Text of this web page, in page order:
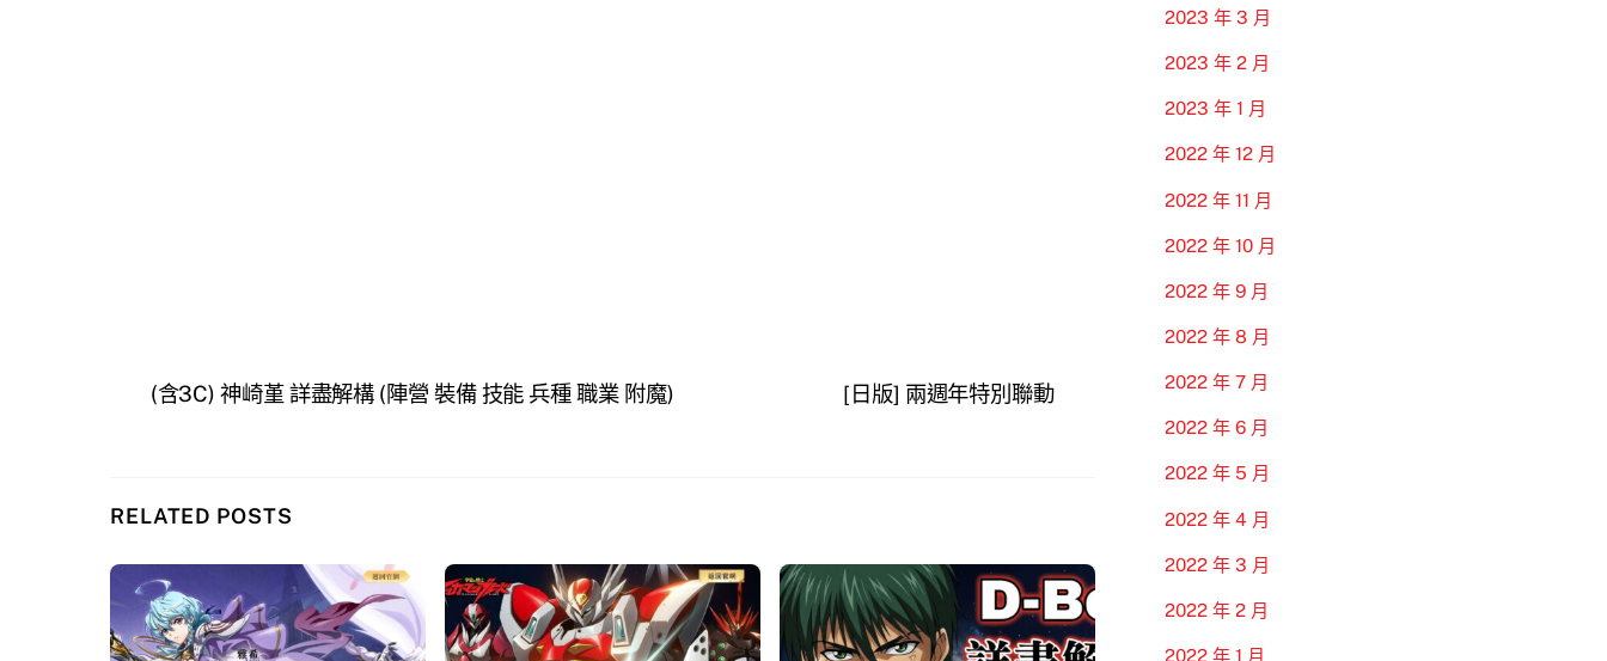
(含3C) 神崎堇 詳盡解構 (陣營 裝備 技能 兵種 職業 附魔) [日版] 兩週年特別聯動
RELATED POSTS
2023 年 3 月
2023 年 2 月
2023 年 1 月
2022 年 12 月
2022 年 11 月
2022 年 10 月
2022 年 9 月
2022 年 8 月
2022 年 7 月
2022 年 6 月
2022 年 5 月
2022 年 4 月
2022 年 3 月
2022 年 2 月
2022 年 1 月